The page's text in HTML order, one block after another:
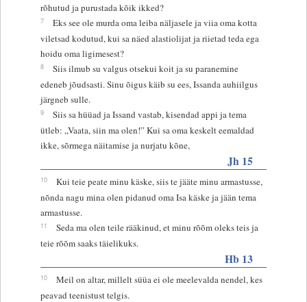
rõhutud ja purustada kõik ikked?
7
Eks see ole murda oma leiba näljasele ja viia oma kotta
viletsad kodutud, kui sa näed alastiolijat ja riietad teda ega
hoidu oma ligimesest?
8
Siis ilmub su valgus otsekui koit ja su paranemine
edeneb jõudsasti. Sinu õigus käib su ees, Issanda auhiilgus
järgneb sulle.
9
Siis sa hüüad ja Issand vastab, kisendad appi ja tema
ütleb: „Vaata, siin ma olen!” Kui sa oma keskelt eemaldad
ikke, sõrmega näitamise ja nurjatu kõne,
Jh 15
10
Kui teie peate minu käske, siis te jääte minu armastusse,
nõnda nagu mina olen pidanud oma Isa käske ja jään tema
armastusse.
11
Seda ma olen teile rääkinud, et minu rõõm oleks teis ja
teie rõõm saaks täielikuks.
Hb 13
10
Meil on altar, millelt süüa ei ole meelevalda nendel, kes
peavad teenistust telgis.